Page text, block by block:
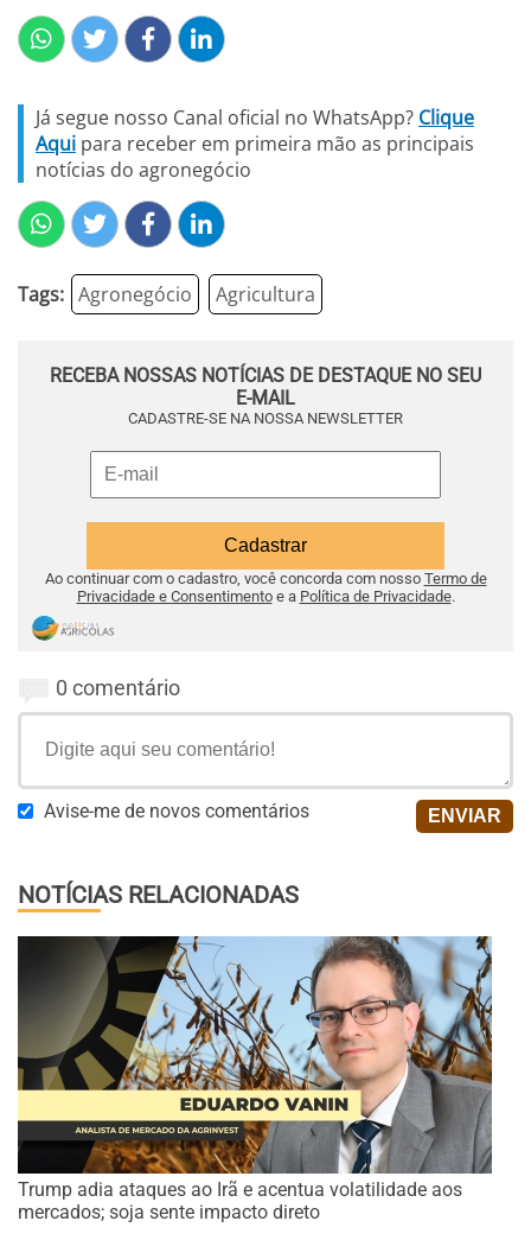
Já segue nosso Canal oficial no WhatsApp? Clique
Aqui para receber em primeira mão as principais
notícias do agronegócio
Tags: Agronegócio Agricultura
RECEBA NOSSAS NOTÍCIAS DE DESTAQUE NO SEU
E-MAIL
CADASTRE-SE NA NOSSA NEWSLETTER
Ao continuar com o cadastro, você concorda com nosso Termo de
Privacidade e Consentimentoe a Política de Privacidade.
0 comentário
Avise-me de novos comentários
NOTÍCIAS RELACIONADAS
Trump adia ataques ao Irã e acentua volatilidade aos
mercados; soja sente impacto direto